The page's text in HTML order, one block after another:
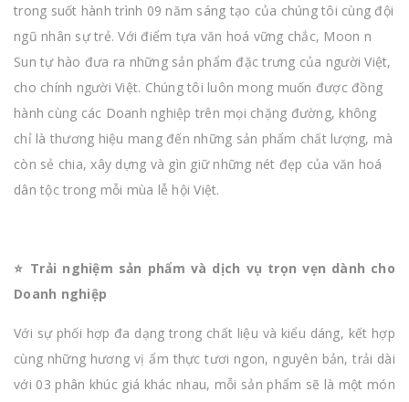
trong suốt hành trình 09 năm sáng tạo của chúng tôi cùng đội
ngũ nhân sự trẻ. Với điểm tựa văn hoá vững chắc, Moon n
Sun tự hào đưa ra những sản phẩm đặc trưng của người Việt,
cho chính người Việt. Chúng tôi luôn mong muốn được đồng
hành cùng các Doanh nghiệp trên mọi chặng đường, không
chỉ là thương hiệu mang đến những sản phẩm chất lượng, mà
còn sẻ chia, xây dựng và gìn giữ những nét đẹp của văn hoá
dân tộc trong mỗi mùa lễ hội Việt.
⭐️ Trải nghiệm sản phẩm và dịch vụ trọn vẹn dành cho
Doanh nghiệp
Với sự phối hợp đa dạng trong chất liệu và kiểu dáng, kết hợp
cùng những hương vị ẩm thực tươi ngon, nguyên bản, trải dài
với 03 phân khúc giá khác nhau, mỗi sản phẩm sẽ là một món